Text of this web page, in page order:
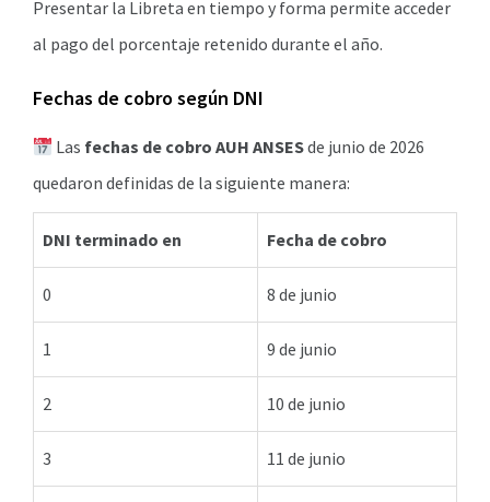
Presentar la Libreta en tiempo y forma permite acceder
al pago del porcentaje retenido durante el año.
Fechas de cobro según DNI
Las fechas de cobro AUH ANSESde junio de 2026
quedaron definidas de la siguiente manera:
DNI terminado en Fecha de cobro
0 8 de junio
1 9 de junio
2 10 de junio
3 11 de junio